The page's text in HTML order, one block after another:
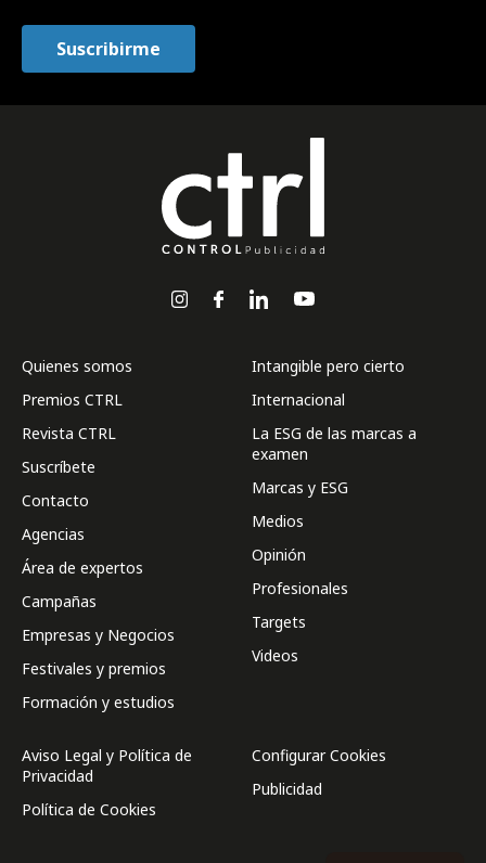
Quienes somos
Premios CTRL
Revista CTRL
Suscríbete
Contacto
Agencias
Área de expertos
Campañas
Empresas y Negocios
Festivales y premios
Formación y estudios
Intangible pero cierto
Internacional
La ESG de las marcas a
examen
Marcas y ESG
Medios
Opinión
Profesionales
Targets
Videos
Aviso Legal y Política de
Privacidad
Política de Cookies
Configurar Cookies
Publicidad